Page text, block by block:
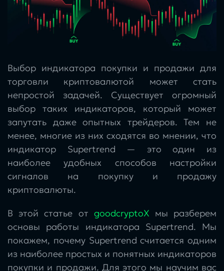
Выбор индикатора покупки и продажи для
торговли криптовалютой может стать
непростой задачей. Существует огромный
выбор таких индикаторов, который может
запутать даже опытных трейдеров. Тем не
менее, многие из них сходятся во мнении, что
индикатор Supertrend — это один из
наиболее удобных способов настройки
сигналов на покупку и продажу
криптовалюты.
В этой статье от goodcryptoX мы разберем
основы работы индикатора Supertrend. Мы
покажем, почему Supertrend считается одним
из наиболее простых и понятных индикаторов
покупки и продажи. Для этого мы научим вас